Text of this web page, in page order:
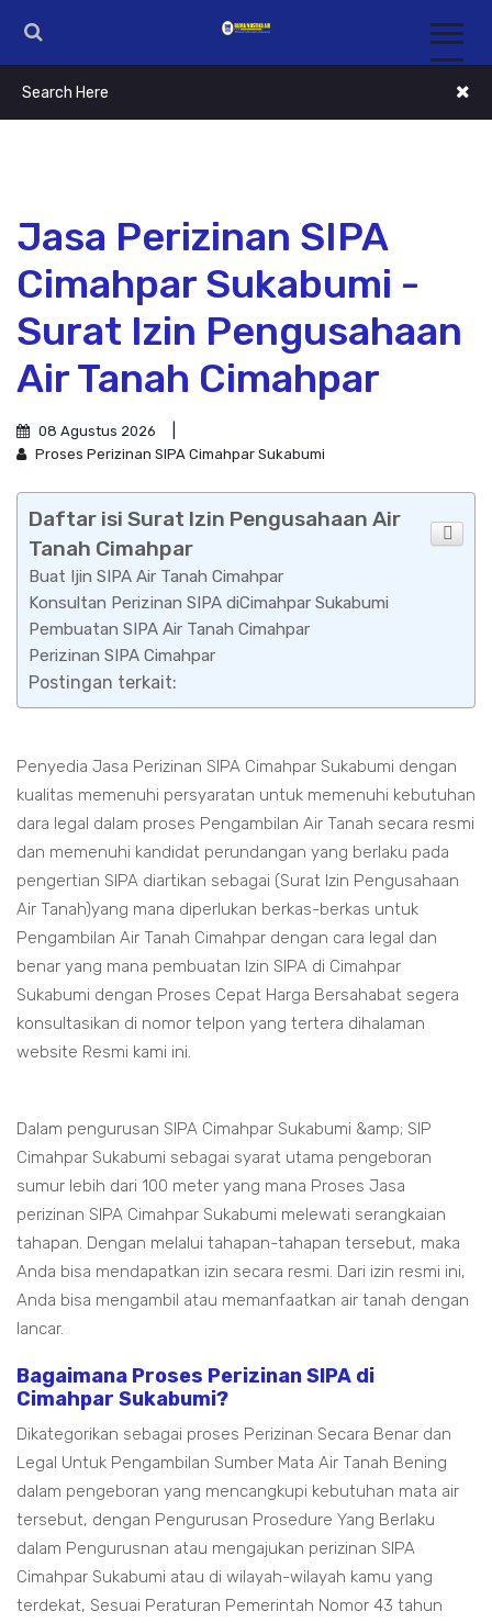
Jasa Perizinan SIPA
Cimahpar Sukabumi -
Surat Izin Pengusahaan
Air Tanah Cimahpar
08 Agustus 2026
Proses Perizinan SIPA Cimahpar Sukabumi
Daftar isi Surat Izin Pengusahaan Air
Tanah Cimahpar
Buat Ijin SIPA Air Tanah Cimahpar
Konsultan Perizinan SIPA diCimahpar Sukabumi
Pembuatan SIPA Air Tanah Cimahpar
Perizinan SIPA Cimahpar
Postingan terkait:
Penyedia Jasa Perizinan SIPA Cimahpar Sukabumi dengan
kualitas memenuhi persyaratan untuk memenuhi kebutuhan
dara legal dalam proses Pengambilan Air Tanah secara resmi
dan memenuhi kandidat perundangan yang berlaku pada
pengertian SIPA diartikan sebagai (Surat Izin Pengusahaan
Air Tanah)yang mana diperlukan berkas-berkas untuk
Pengambilan Air Tanah Cimahpar dengan cara legal dan
benar yang mana pembuatan Izin SIPA di Cimahpar
Sukabumi dengan Proses Cepat Harga Bersahabat segera
konsultasikan di nomor telpon yang tertera dihalaman
website Resmi kami ini.
Dalam pengurusan SIPA Cimahpar Sukabumi &amp; SIP
Cimahpar Sukabumi sebagai syarat utama pengeboran
sumur lebih dari 100 meter yang mana Proses Jasa
perizinan SIPA Cimahpar Sukabumi melewati serangkaian
tahapan. Dengan melalui tahapan-tahapan tersebut, maka
Anda bisa mendapatkan izin secara resmi. Dari izin resmi ini,
Anda bisa mengambil atau memanfaatkan air tanah dengan
lancar.
Bagaimana Proses Perizinan SIPA di
Cimahpar Sukabumi?
Dikategorikan sebagai proses Perizinan Secara Benar dan
Legal Untuk Pengambilan Sumber Mata Air Tanah Bening
dalam pengeboran yang mencangkupi kebutuhan mata air
tersebut, dengan Pengurusan Prosedure Yang Berlaku
dalam Pengurusnan atau mengajukan perizinan SIPA
Cimahpar Sukabumi atau di wilayah-wilayah kamu yang
terdekat, Sesuai Peraturan Pemerintah Nomor 43 tahun